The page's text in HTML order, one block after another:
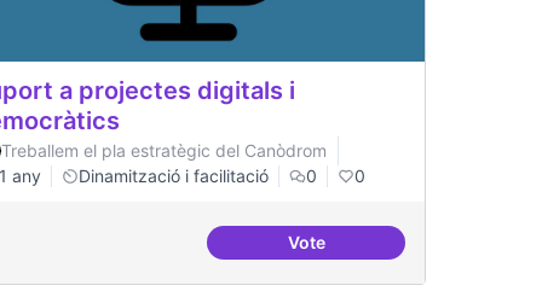
i democràtics
a projectes digitals i
Treballem el pla estratègic del Canòdrom
1 any
Dinamització i facilitació 0 0
VoteSuport a projectes digitals i